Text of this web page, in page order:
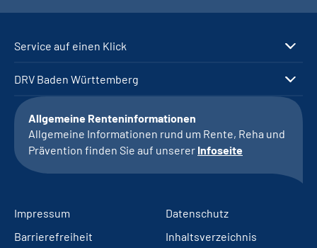
Service auf einen Klick
DRV Baden Württemberg
Allgemeine Renteninformationen
Allgemeine Informationen rund um Rente, Reha und
Prävention finden Sie auf unserer Infoseite
Impressum
Datenschutz
Barrierefreiheit
Inhaltsverzeichnis